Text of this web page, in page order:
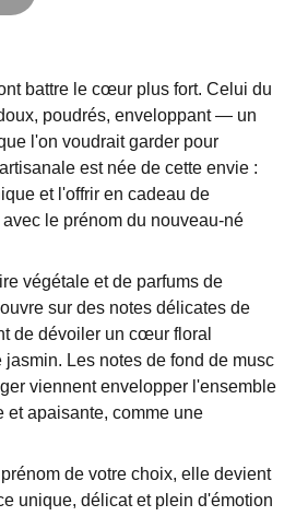
battre le cœur plus fort. Celui du
poudrés, enveloppant — un
l'on voudrait garder pour
est née de cette envie :
et l'offrir en cadeau de
le prénom du nouveau-né
végétale et de parfums de
sur des notes délicates de
de dévoiler un cœur floral
Les notes de fond de musc
viennent envelopper l'ensemble
et apaisante, comme une
de votre choix, elle devient
unique, délicat et plein d'émotion